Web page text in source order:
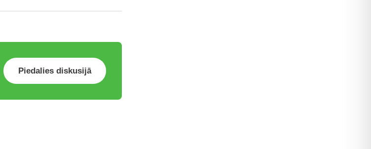
Piedalies diskusijā